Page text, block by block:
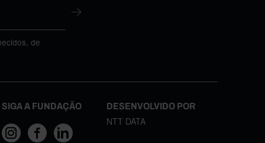
de
SIGA A FUNDAÇÃO DESENVOLVIDO POR
NTT DATA